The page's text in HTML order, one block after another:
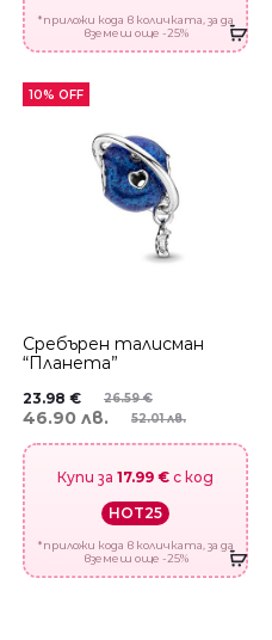
*приложи кода в количката, за да
вземеш още -25%
10% OFF
Сребърен талисман
“Планета”
26.59€
23.98 €
52.01 лв.
46.90 лв.
Купи за 17.99 € с код
HOT25
*приложи кода в количката, за да
вземеш още -25%